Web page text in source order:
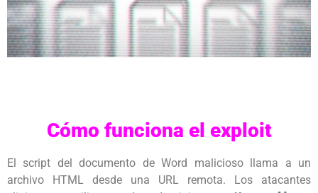
Cómo funciona el exploit
El script del documento de Word malicioso llama a un
archivo HTML desde una URL remota. Los atacantes